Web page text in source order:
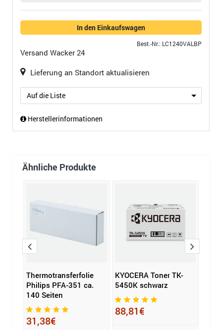
In den Einkaufswagen
Best.-Nr.: LC1240VALBP
Versand Wacker 24
Lieferung an Standort aktualisieren
Auf die Liste
Herstellerinformationen
Ähnliche Produkte
Thermotransferfolie
Philips PFA-351 ca.
140 Seiten
31,38€
KYOCERA Toner TK-
5450K schwarz
88,81€